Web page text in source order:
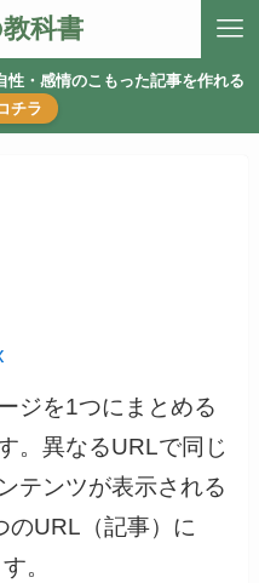
科書
・感情のこもった記事を作れる
チラ
ジを1つにまとめる
。異なるURLで同じ
テンツが表示される
のURL（記事）に
。